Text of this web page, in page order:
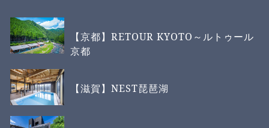
【京都】RETOUR KYOTO～ルトゥール
京都
【滋賀】NEST琵琶湖